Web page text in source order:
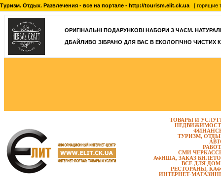
Туризм. Отдых. Развлечения - все на портале - http://tourism.elit.ck.ua [ горящие
ОРИГІНАЛЬНІ ПОДАРУНКОВІ НАБОРИ З ЧАЄМ.
ДБАЙЛИВО ЗІБРАНО ДЛЯ ВАС В ЕКОЛОГІЧНО ЧИСТИХ
ТОВАРЫ И
ТУРИЗМ,
СМИ
АФИША, ЗАКАЗ
ВСЕ ДЛЯ
РЕСТОРАНЫ,
ИНТЕРНЕТ-